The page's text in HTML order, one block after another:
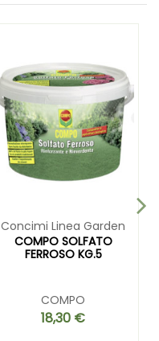
Concimi Linea Garden
COMPO SOLFATO
FERROSO KG.5
COMPO
18,30 €